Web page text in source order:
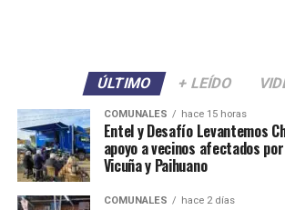
ÚLTIMO + LEÍDO
COMUNALES hace 15 horas
Entel y Desafío Levantemos
apoyo a vecinos afectados
Vicuña y Paihuano
COMUNALES hace 2 días